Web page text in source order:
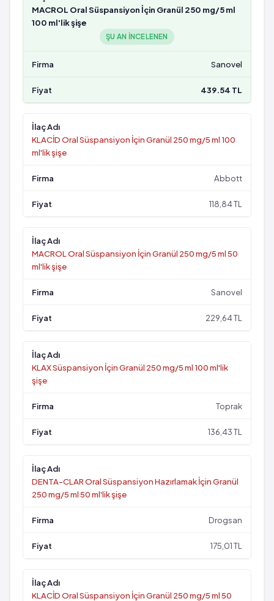
MACROL Oral Süspansiyon İçin Granül 250 mg/5 ml
100 ml'lik şişe
ŞU AN INCELENEN
Sanovel
439.54 TL
KLACİD Oral Süspansiyon İçin Granül 250 mg/5 ml 100
ml'lik şişe
Abbott
118,84 TL
MACROL Oral Süspansiyon İçin Granül 250 mg/5 ml 50
ml'lik şişe
Sanovel
229,64 TL
KLAX Süspansiyon İçin Granül 250 mg/5 ml 100 ml'lik
şişe
Toprak
136,43 TL
DENTA-CLAR Oral Süspansiyon Hazırlamak İçin Granül
250 mg/5 ml 50 ml'lik şişe
Drogsan
175,01 TL
KLACİD Oral Süspansiyon İçin Granül 250 mg/5 ml 50